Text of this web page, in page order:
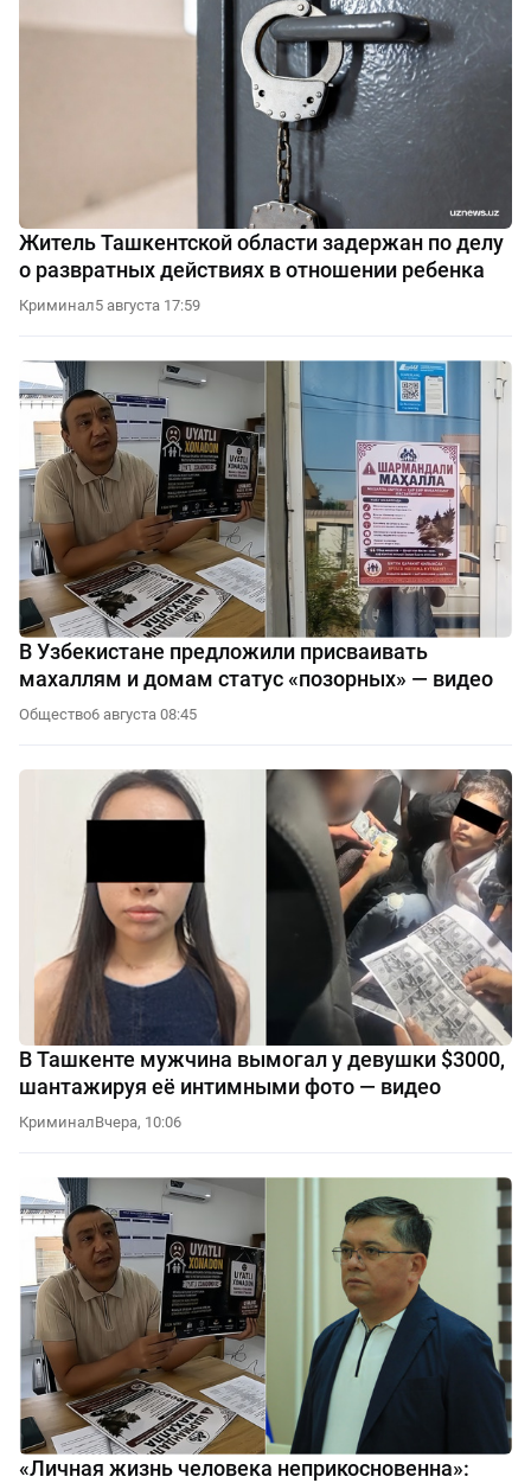
Житель Ташкентской области задержан по делу
о развратных действиях в отношении ребенка
Криминал5 августа 17:59
В Узбекистане предложили присваивать
махаллям и домам статус «позорных» — видео
Общество6 августа 08:45
В Ташкенте мужчина вымогал у девушки $3000,
шантажируя её интимными фото — видео
КриминалВчера, 10:06
«Личная жизнь человека неприкосновенна»: